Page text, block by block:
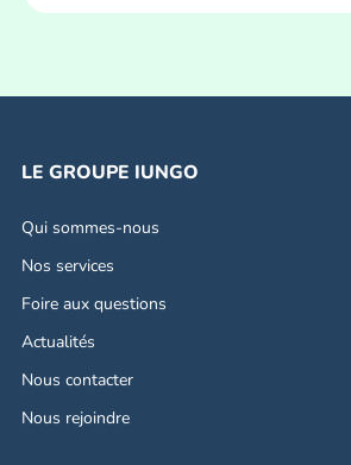
LE GROUPE IUNGO
Qui sommes-nous
Nos services
Foire aux questions
Actualités
Nous contacter
Nous rejoindre